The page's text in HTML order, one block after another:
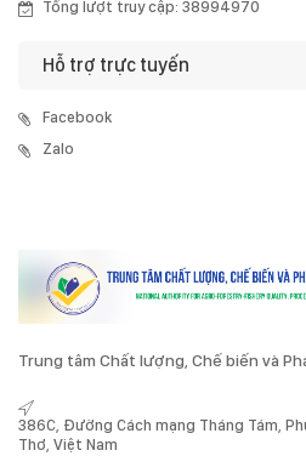
Tổng lượt truy cập: 38994970
Hỗ trợ trực tuyến
Facebook
Zalo
Trung tâm Chất lượng, Chế biến và
386C, Đường Cách mạng Tháng Tám,
Thơ, Việt Nam